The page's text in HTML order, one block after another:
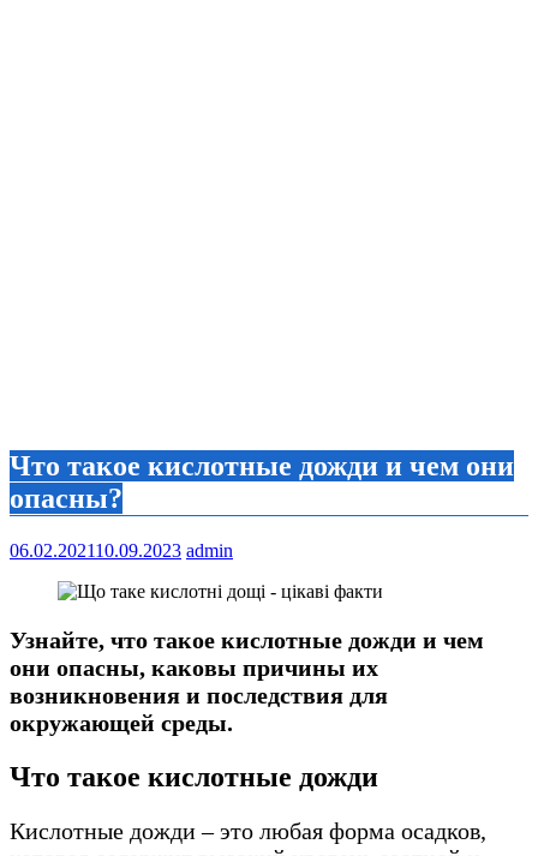
Что такое кислотные дожди и чем они
опасны?
06.02.202110.09.2023 admin
Узнайте, что такое кислотные дожди и чем
они опасны, каковы причины их
возникновения и последствия для
окружающей среды.
Что такое кислотные дожди
Кислотные дожди – это любая форма осадков,